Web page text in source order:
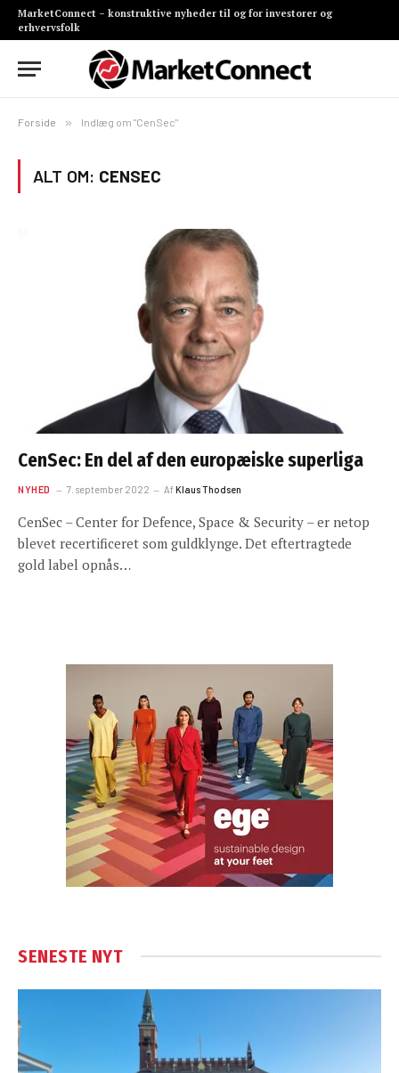
MarketConnect – konstruktive nyheder til og for investorer og
erhvervsfolk
Forside » Indlæg om "CenSec"
ALT OM: CENSEC
CenSec: En del af den europæiske superliga
NYHED 7. september 2022 AfKlaus Thodsen
CenSec – Center for Defence, Space & Security – er netop
blevet recertificeret som guldklynge. Det eftertragtede
gold label opnås…
SENESTE NYT